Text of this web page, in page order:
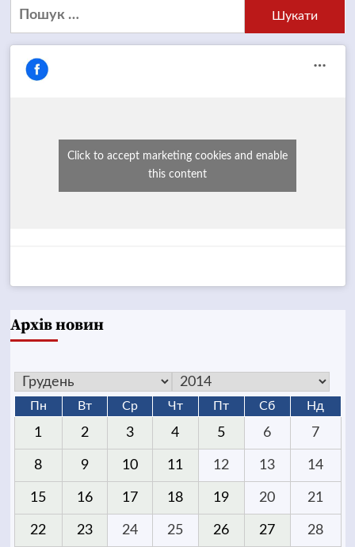
Пошук:
Click to accept marketing cookies and enable
this content
Архів новин
Пн Вт Ср Чт Пт Сб Нд
1 2 3 4 5 6 7
8 9 10 11 12 13 14
15 16 17 18 19 20 21
22 23 24 25 26 27 28